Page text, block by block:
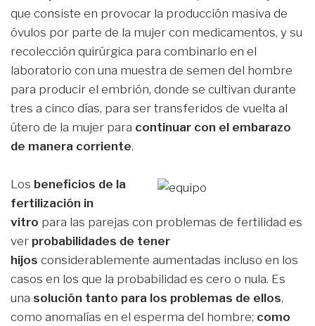
que consiste en provocar la producción masiva de
óvulos por parte de la mujer con medicamentos, y su
recolección quirúrgica para combinarlo en el
laboratorio con una muestra de semen del hombre
para producir el embrión, donde se cultivan durante
tres a cinco días, para ser transferidos de vuelta al
útero de la mujer para continuar con el embarazo
de manera corriente.
Los beneficios de la
fertilización in
vitro para las parejas con problemas de fertilidad es
ver probabilidades de tener
hijos considerablemente aumentadas incluso en los
casos en los que la probabilidad es cero o nula. Es
una solución tanto para los problemas de ellos,
como anomalías en el esperma del hombre; como